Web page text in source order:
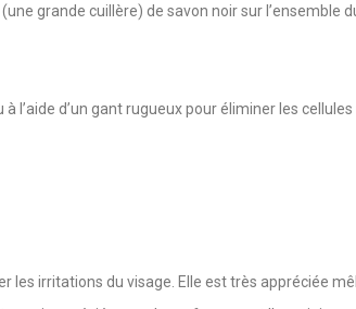
grande cuillère) de savon noir sur l’ensemble
d’un gant rugueux pour éliminer les cellules
les irritations du visage. Elle est très appréciée